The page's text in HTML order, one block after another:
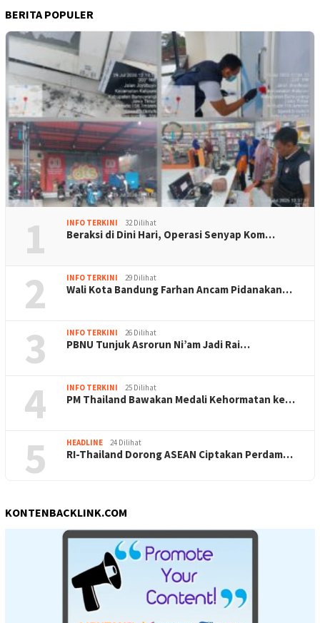
BERITA POPULER
1 INFO TERKINI 32 Dilihat
Beraksi di Dini Hari, Operasi Senyap Kom…
2 INFO TERKINI 29 Dilihat
Wali Kota Bandung Farhan Ancam Pidanakan…
3 INFO TERKINI 26 Dilihat
PBNU Tunjuk Asrorun Ni’am Jadi Rai…
4 INFO TERKINI 25 Dilihat
PM Thailand Bawakan Medali Kehormatan ke…
5 HEADLINE 24 Dilihat
RI-Thailand Dorong ASEAN Ciptakan Perdam…
KONTENBACKLINK.COM